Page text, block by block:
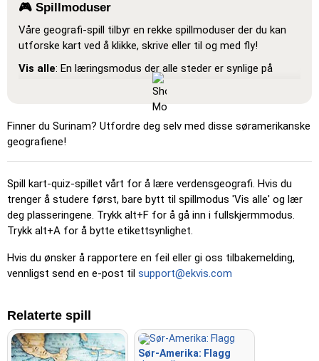
🎮 Spillmoduser
Våre geografi-spill tilbyr en rekke spillmoduser der du kan
utforske kart ved å klikke, skrive eller til og med fly!
Vis alle: En læringsmodus der alle steder er synlige på
kartet, slik at du kan studere og bli kjent med dem.
: Fungerer som 'Pin', men når du holder
musen over et sted, vises navnet.
Pin (enkelt)
fremhevet for å gjøre valget enklere.
Pin: Klikk på det nøyaktige stedet du blir bedt om å finne.
Pin (vanskelig) : Som 'Pin', men stedene går tilbake til sin
opprinnelige farge etter å ha blitt klikket.
noe som gjør det mer utfordrende.
trykke på tastene 1–4.
Skriv tilfeldig: Skriv inn stedsnavn i hvilken som helst
Finner du Surinam? Utfordre deg selv med disse søramerikanske
geografiene!
Spill kart-quiz-spillet vårt for å lære verdensgeografi. Hvis du
trenger å studere først, bare bytt til spillmodus 'Vis alle' og lær
deg plasseringene. Trykk alt+F for å gå inn i fullskjermmodus.
Trykk alt+A for å bytte etikettsynlighet.
Hvis du ønsker å rapportere en feil eller gi oss tilbakemelding,
vennligst send en e-post til support@ekvis.com
Relaterte spill
Sør-Amerika: Flagg